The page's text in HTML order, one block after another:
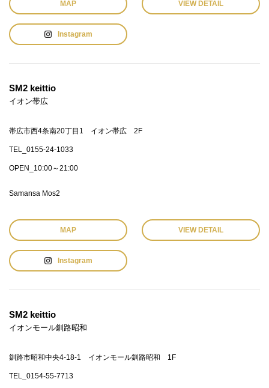
MAP VIEW DETAIL
Instagram
SM2 keittio
イオン帯広
帯広市西4条南20丁目1 イオン帯広 2F
TEL_0155-24-1033
OPEN_10:00～21:00
Samansa Mos2
MAP VIEW DETAIL
Instagram
SM2 keittio
イオンモール釧路昭和
釧路市昭和中央4-18-1 イオンモール釧路昭和 1F
TEL_0154-55-7713